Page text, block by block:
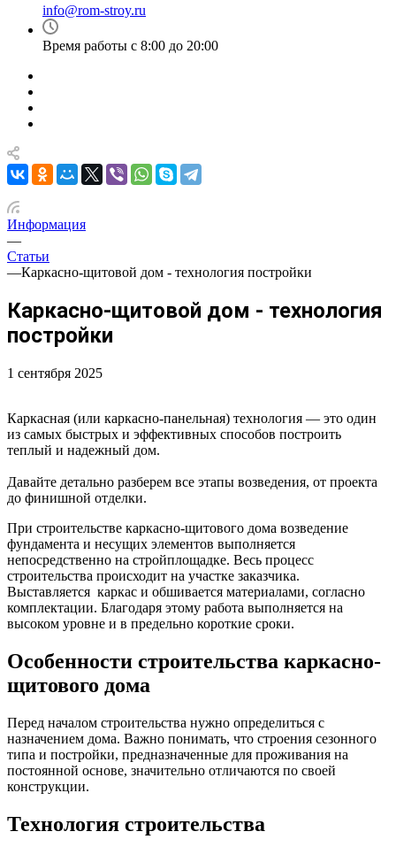
info@rom-stroy.ru
Время работы с 8:00 до 20:00
Информация
—
Статьи
—Каркасно-щитовой дом - технология постройки
Каркасно-щитовой дом - технология
постройки
1 сентября 2025
Каркасная (или каркасно-панельная) технология — это один
из самых быстрых и эффективных способов построить
теплый и надежный дом.
Давайте детально разберем все этапы возведения, от проекта
до финишной отделки.
При строительстве каркасно-щитового дома возведение
фундамента и несущих элементов выполняется
непосредственно на стройплощадке. Весь процесс
строительства происходит на участке заказчика.
Выставляется каркас и обшивается материалами, согласно
комплектации. Благодаря этому работа выполняется на
высоком уровне и в предельно короткие сроки.
Особенности строительства каркасно-
щитового дома
Перед началом строительства нужно определиться с
назначением дома. Важно понимать, что строения сезонного
типа и постройки, предназначенные для проживания на
постоянной основе, значительно отличаются по своей
конструкции.
Технология строительства